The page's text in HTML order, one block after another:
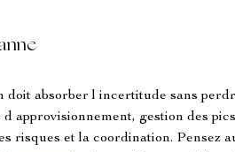
doit absorber l incertitude sans
approvisionnement, gestion des
risques et la coordination. Pensez